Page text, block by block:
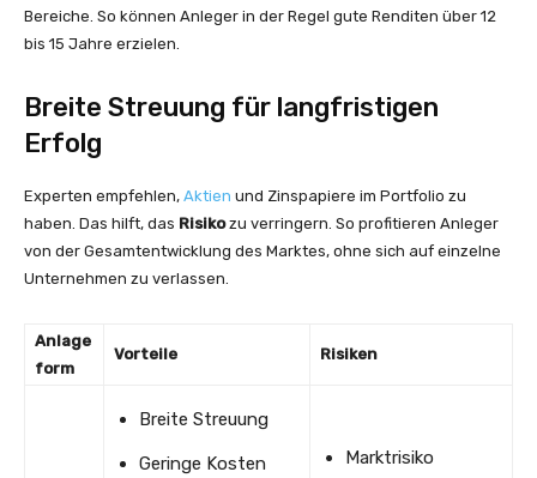
Bereiche. So können Anleger in der Regel gute Renditen über 12
bis 15 Jahre erzielen.
Breite Streuung für langfristigen
Erfolg
Experten empfehlen, Aktien und Zinspapiere im Portfolio zu
haben. Das hilft, das Risikozu verringern. So profitieren Anleger
von der Gesamtentwicklung des Marktes, ohne sich auf einzelne
Unternehmen zu verlassen.
Anlage
form
Vorteile Risiken
Breite Streuung
Geringe Kosten Marktrisiko